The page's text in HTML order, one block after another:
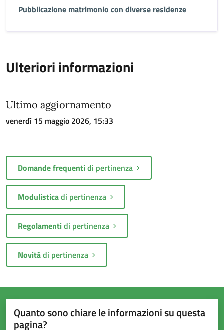
Pubblicazione matrimonio con diverse residenze
Ulteriori informazioni
Ultimo aggiornamento
venerdì 15 maggio 2026, 15:33
Domande frequentidi pertinenza
Modulisticadi pertinenza
Regolamentidi pertinenza
Novitàdi pertinenza
Quanto sono chiare le informazioni su questa
pagina?